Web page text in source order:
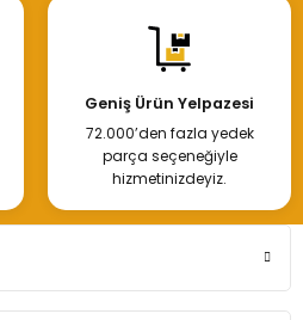
Geniş Ürün Yelpazesi
72.000’den fazla yedek
parça seçeneğiyle
hizmetinizdeyiz.